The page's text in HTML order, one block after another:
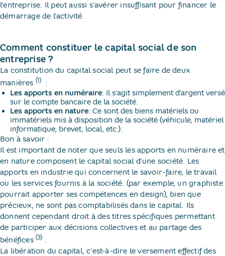
l'entreprise. Il peut aussi s'avérer insuffisant pour financer le
démarrage de l'activité.
Comment constituer le capital social de son
entreprise ?
La constitution du capital social peut se faire de deux
manières (1)
​ :
Les apports en numéraire: Il s'agit simplement d'argent versé
sur le compte bancaire de la société.
Les apports en nature: Ce sont des biens matériels ou
immatériels mis à disposition de la société (véhicule, matériel
informatique, brevet, local, etc.).
Bon à savoir :
Il est important de noter que seuls les apports en numéraire et
en nature composent le capital social d'une société. Les
apports en industrie qui concernent le savoir-faire, le travail
ou les services fournis à la société. (par exemple, un graphiste
pourrait apporter ses compétences en design), bien que
précieux, ne sont pas comptabilisés dans le capital. Ils
donnent cependant droit à des titres spécifiques permettant
de participer aux décisions collectives et au partage des
bénéfices (3) ​.
La libération du capital, c'est-à-dire le versement effectif des